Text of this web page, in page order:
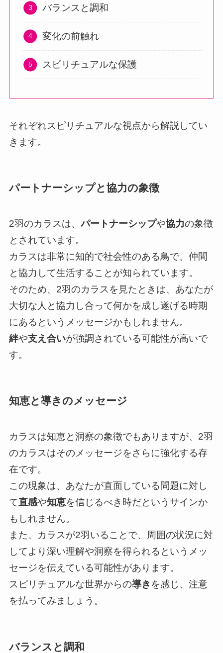
バランスと調和
変化の前触れ
スピリチュアルな保護
それぞれスピリチュアルな視点から解説してい
きます。
パートナーシップと協力の象徴
2羽のカラスは、パートナーシップや協力の象徴
とされています。
カラスは非常に知的で社会性のある鳥で、仲間
と協力して生活することが知られています。
そのため、2羽のカラスを見たときは、あなたが
大切な人と協力し合って何かを成し遂げる時期
にあるというメッセージかもしれません。
絆や支え合いが強調されている可能性が高いで
す。
知恵と導きのメッセージ
カラスは知恵と洞察の象徴でもありますが、2羽
のカラスはそのメッセージをさらに強化する存
在です。
この現象は、あなたが直面している問題に対し
て直感や知恵を信じるべき時だというサインか
もしれません。
また、カラスが2羽いることで、周囲の状況に対
してより深い理解や洞察を得られるというメッ
セージを伝えている可能性があります。
スピリチュアルな世界からの導き を感じ、注意
を払ってみましょう。
バランスと調和